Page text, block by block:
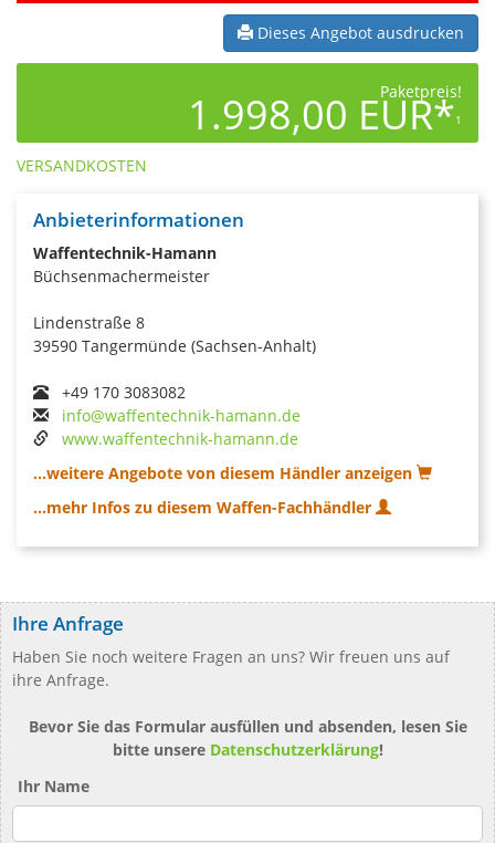
Dieses Angebot ausdrucken
Paketpreis!
1.998,00 EUR*1
VERSANDKOSTEN
Anbieterinformationen
Waffentechnik-Hamann
Büchsenmachermeister
Lindenstraße 8
39590 Tangermünde (Sachsen-Anhalt)
+49 170 3083082
info@waffentechnik-hamann.de
www.waffentechnik-hamann.de
...weitere Angebote von diesem Händler anzeigen
...mehr Infos zu diesem Waffen-Fachhändler
Ihre Anfrage
Haben Sie noch weitere Fragen an uns? Wir freuen uns auf
ihre Anfrage.
Bevor Sie das Formular ausfüllen und absenden, lesen Sie
bitte unsere Datenschutzerklärung!
Ihr Name